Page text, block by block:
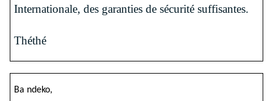
Internationale, des garanties de sécurité suffisantes.
Théthé
Ba ndeko,